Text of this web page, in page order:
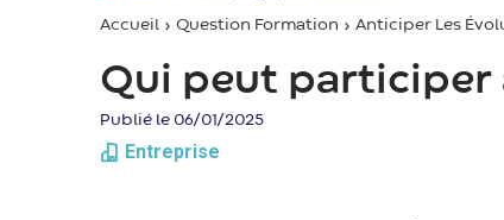
d'Ariane
Accueil Question Formation Anticiper Les
Qui peut participer
Publié le 06/01/2025
Entreprise